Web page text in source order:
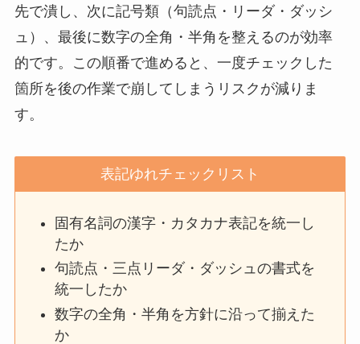
先で潰し、次に記号類（句読点・リーダ・ダッシ
ュ）、最後に数字の全角・半角を整えるのが効率
的です。この順番で進めると、一度チェックした
箇所を後の作業で崩してしまうリスクが減りま
す。
表記ゆれチェックリスト
固有名詞の漢字・カタカナ表記を統一し
たか
句読点・三点リーダ・ダッシュの書式を
統一したか
数字の全角・半角を方針に沿って揃えた
か